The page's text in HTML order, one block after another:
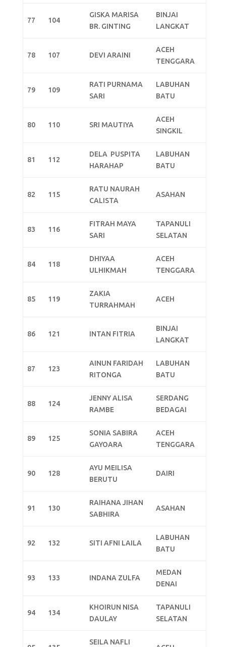
77 104
GISKA MARISA
BR. GINTING
BINJAI
LANGKAT
78 107 DEVI ARAINI
ACEH
TENGGARA
79 109
RATI PURNAMA
SARI
LABUHAN
BATU
80 110 SRI MAUTIYA
ACEH
SINGKIL
81 112
DELA PUSPITA
HARAHAP
LABUHAN
BATU
82 115
RATU NAURAH
CALISTA
ASAHAN
83 116
FITRAH MAYA
SARI
TAPANULI
SELATAN
84 118
DHIYAA
ULHIKMAH
ACEH
TENGGARA
85 119
ZAKIA
TURRAHMAH
ACEH
86 121 INTAN FITRIA
BINJAI
LANGKAT
87 123
AINUN FARIDAH
RITONGA
LABUHAN
BATU
88 124
JENNY ALISA
RAMBE
SERDANG
BEDAGAI
89 125
SONIA SABIRA
GAYOARA
ACEH
TENGGARA
90 128
AYU MEILISA
BERUTU
DAIRI
91 130
RAIHANA JIHAN
SABHIRA
ASAHAN
92 132 SITI AFNI LAILA
LABUHAN
BATU
93 133 INDANA ZULFA
MEDAN
DENAI
94 134
KHOIRUN NISA
DAULAY
TAPANULI
SELATAN
SEILA NAFLI